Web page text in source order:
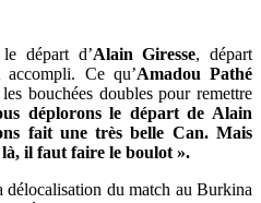
départ d’Alain Giresse, départ
Ce qu’Amadou Pathé
bouchées doubles pour remettre
déplorons le départ de Alain
fait une très belle Can. Mais
il faut faire le boulot ».
du match au Burkina